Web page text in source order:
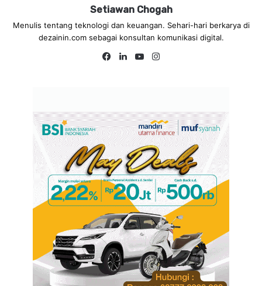
Setiawan Chogah
Menulis tentang teknologi dan keuangan. Sehari-hari berkarya di
dezainin.com sebagai konsultan komunikasi digital.
Fa
Lin
Yo